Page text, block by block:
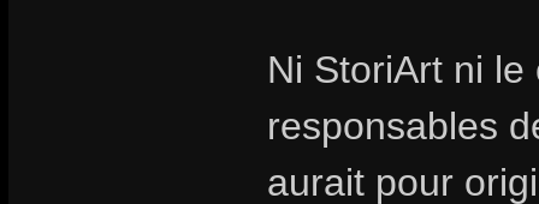
Ni StoriArt ni
responsables
aurait pour